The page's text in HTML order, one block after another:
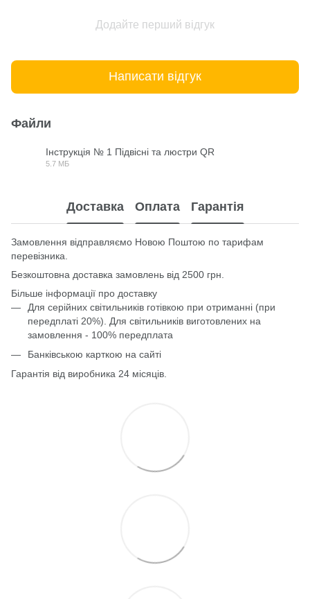
Додайте перший відгук
Написати відгук
Файли
Інструкція № 1 Підвісні та люстри QR
5.7 МБ
Доставка Оплата Гарантія
Замовлення відправляємо Новою Поштою по тарифам
перевізника.
Безкоштовна доставка замовлень від 2500 грн.
Більше інформації про доставку
Для серійних світильників готівкою при отриманні (при
передплаті 20%). Для світильників виготовлених на
замовлення - 100% передплата
Банківською карткою на сайті
Гарантія від виробника 24 місяців.